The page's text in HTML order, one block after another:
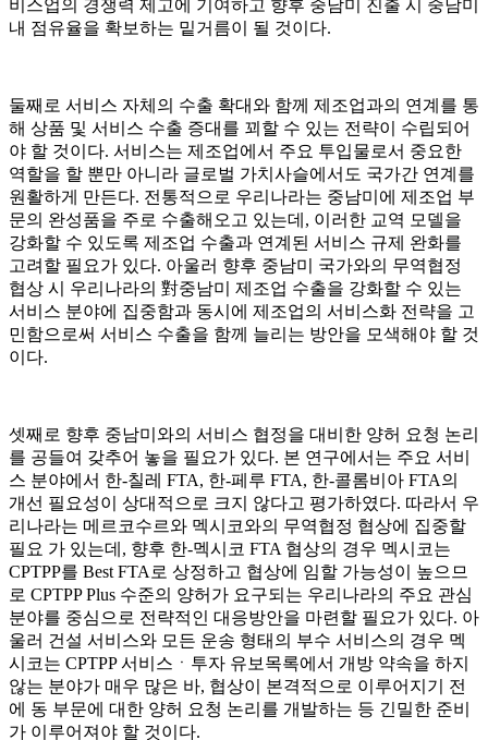
비스업의 경쟁력 제고에 기여하고 향후 중남미 진출 시 중남미
내 점유율을 확보하는 밑거름이 될 것이다.
둘째로 서비스 자체의 수출 확대와 함께 제조업과의 연계를 통
해 상품 및 서비스 수출 증대를 꾀할 수 있는 전략이 수립되어
야 할 것이다. 서비스는 제조업에서 주요 투입물로서 중요한
역할을 할 뿐만 아니라 글로벌 가치사슬에서도 국가간 연계를
원활하게 만든다. 전통적으로 우리나라는 중남미에 제조업 부
문의 완성품을 주로 수출해오고 있는데, 이러한 교역 모델을
강화할 수 있도록 제조업 수출과 연계된 서비스 규제 완화를
고려할 필요가 있다. 아울러 향후 중남미 국가와의 무역협정
협상 시 우리나라의 對중남미 제조업 수출을 강화할 수 있는
서비스 분야에 집중함과 동시에 제조업의 서비스화 전략을 고
민함으로써 서비스 수출을 함께 늘리는 방안을 모색해야 할 것
이다.
셋째로 향후 중남미와의 서비스 협정을 대비한 양허 요청 논리
를 공들여 갖추어 놓을 필요가 있다. 본 연구에서는 주요 서비
스 분야에서 한-칠레 FTA, 한-페루 FTA, 한-콜롬비아 FTA의
개선 필요성이 상대적으로 크지 않다고 평가하였다. 따라서 우
리나라는 메르코수르와 멕시코와의 무역협정 협상에 집중할
필요 가 있는데, 향후 한-멕시코 FTA 협상의 경우 멕시코는
CPTPP를 Best FTA로 상정하고 협상에 임할 가능성이 높으므
로 CPTPP Plus 수준의 양허가 요구되는 우리나라의 주요 관심
분야를 중심으로 전략적인 대응방안을 마련할 필요가 있다. 아
울러 건설 서비스와 모든 운송 형태의 부수 서비스의 경우 멕
시코는 CPTPP 서비스ㆍ투자 유보목록에서 개방 약속을 하지
않는 분야가 매우 많은 바, 협상이 본격적으로 이루어지기 전
에 동 부문에 대한 양허 요청 논리를 개발하는 등 긴밀한 준비
가 이루어져야 할 것이다.